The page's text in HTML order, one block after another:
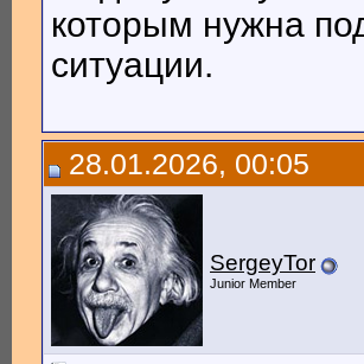
которым нужна
ситуации.
28.01.2026, 00:05
SergeyTor
Junior Member